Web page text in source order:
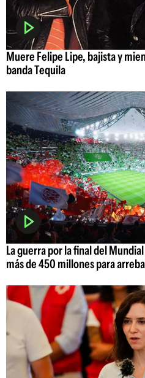
Muere Felipe Lipe, bajista y
banda Tequila
La guerra por la final del
más de 450 millones para